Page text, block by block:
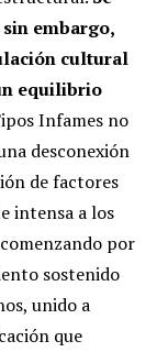
embargo,
cultural
equilibrio
Infames no
desconexión
de factores
intensa a los
por
sostenido
unido a
que